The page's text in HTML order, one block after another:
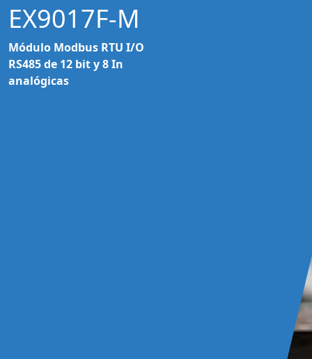
EX9017F-M
Módulo Modbus RTU I/O
RS485 de 12 bit y 8 In
analógicas